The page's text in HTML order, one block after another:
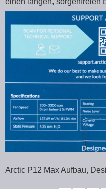
Arctic P12 Max Aufbau,